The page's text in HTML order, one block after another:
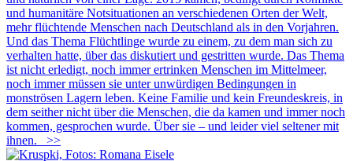
und humanitäre Notsituationen an verschiedenen Orten der Welt,
mehr flüchtende Menschen nach Deutschland als in den Vorjahren.
Und das Thema Flüchtlinge wurde zu einem, zu dem man sich zu
verhalten hatte, über das diskutiert und gestritten wurde. Das Thema
ist nicht erledigt, noch immer ertrinken Menschen im Mittelmeer,
noch immer müssen sie unter unwürdigen Bedingungen in
monströsen Lagern leben. Keine Familie und kein Freundeskreis, in
dem seither nicht über die Menschen, die da kamen und immer noch
kommen, gesprochen wurde. Über sie – und leider viel seltener mit
ihnen.
>>